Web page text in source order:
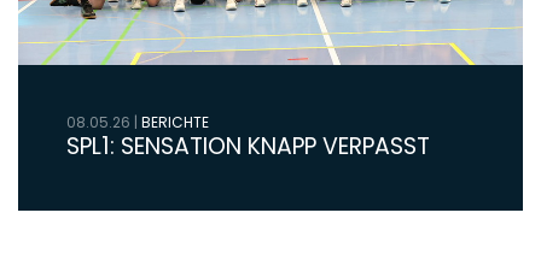
08.05.26 | BERICHTE
SPL1: SENSATION KNAPP VERPASST